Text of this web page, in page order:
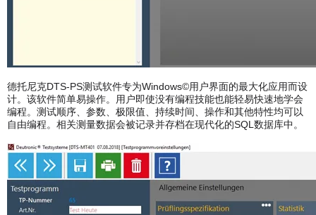
德托尼克DTS-PS测试软件专为Windows©用户界面的最大化应用而设
计。该软件简单易操作。用户即使没有编程技能也能轻易快速地学会
编程。测试顺序、参数、极限值、持续时间、操作和其他特性均可以
自由编程。相关测量数据会被记录并存档在现代化的SQL数据库中。